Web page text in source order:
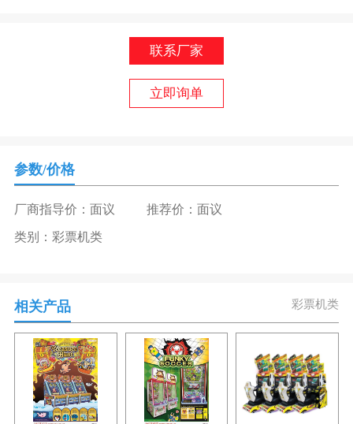
联系厂家
立即询单
参数/价格
厂商指导价：面议 推荐价：面议
类别：彩票机类
相关产品 彩票机类